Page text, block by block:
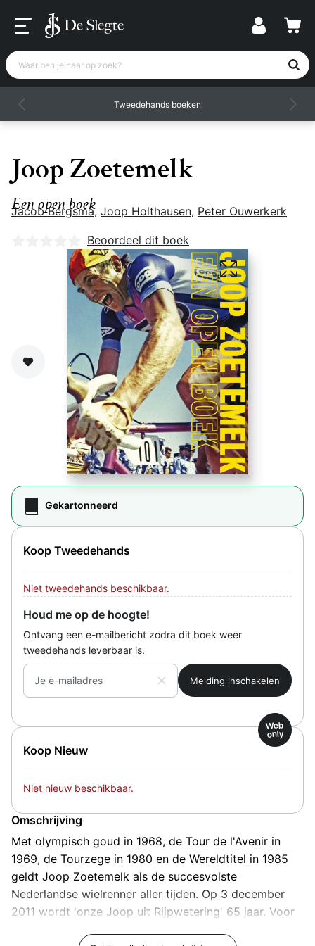
Waar ben je naar op zoek?
Tweedehands boeken
Joop Zoetemelk
Een open boek
Jacob Bergsma, Joop Holthausen, Peter Ouwerkerk
Nog geen beoordelingen
Beoordeel dit boek
Zet op verlanglijst
Gekartonneerd
Koop Tweedehands
Niet tweedehands beschikbaar.
Houd me op de hoogte!
Ontvang een e-mailbericht zodra dit boek weer
tweedehands leverbaar is.
Je e-mailadres
Koop Nieuw
Web
only
Niet nieuw beschikbaar.
Omschrijving
Met olympisch goud in 1968, de Tour de l'Avenir in
1969, de Tourzege in 1980 en de Wereldtitel in 1985
geldt Joop Zoetemelk als de succesvolste
Nederlandse wielrenner aller tijden. Op 3 december
2011 wordt 'onze Joop uit Rijpwetering' 65 jaar. Voor